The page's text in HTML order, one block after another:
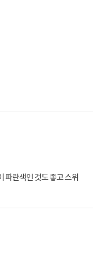
색인 것도 좋고 스위